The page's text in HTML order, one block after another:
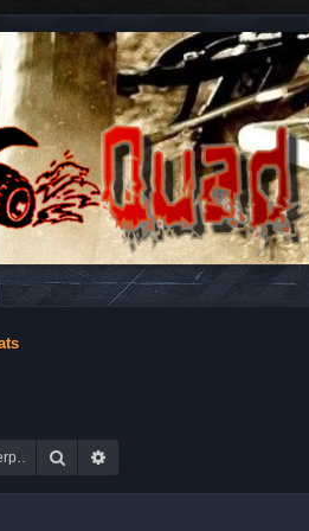
al je vragen en antwoorden over Quads
Zoek